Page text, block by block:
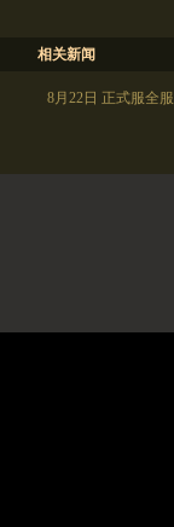
相关新闻
8月22日 正式服全